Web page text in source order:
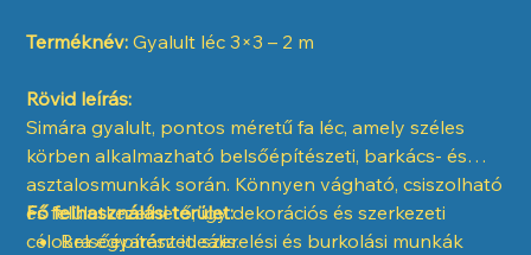
Terméknév: Gyalult léc 3×3 – 2 m
Rövid leírás:
Simára gyalult, pontos méretű fa léc, amely széles
körben alkalmazható belsőépítészeti, barkács- és
asztalosmunkák során. Könnyen vágható, csiszolható
és felületkezelhető, így dekorációs és szerkezeti
célokra egyaránt ideális.
Fő felhasználási terület:
Belsőépítészeti szerelési és burkolási munkák